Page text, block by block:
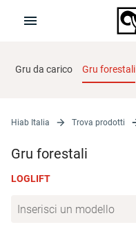
Gru da carico Gru forestali
Hiab Italia Trova prodotti
Gru forestali
LOGLIFT